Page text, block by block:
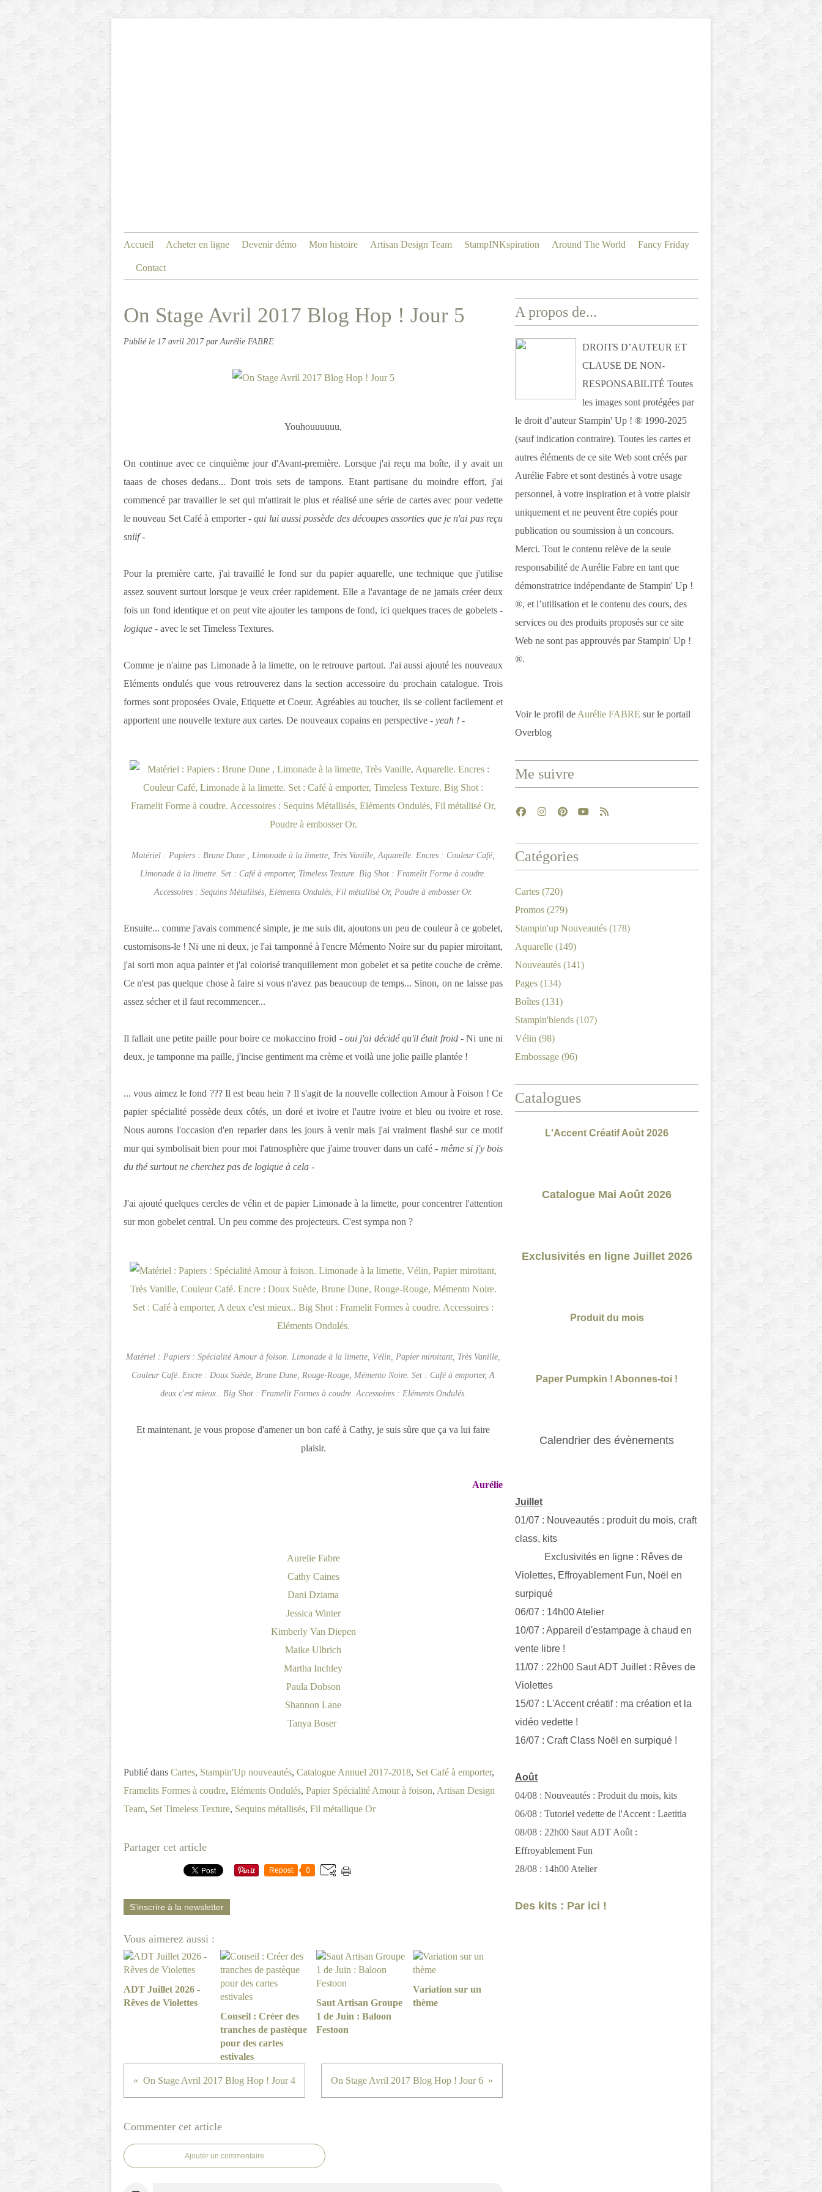
Accueil Acheter en ligne Devenir démo Mon histoire Artisan Design Team StampINKspiration Around The World Fancy Friday
Contact
On Stage Avril 2017 Blog Hop ! Jour 5
Publié le 17 avril 2017par Aurélie FABRE
Youhouuuuuu,
On continue avec ce cinquième jour d'Avant-première. Lorsque j'ai reçu ma boîte, il y avait un
taaas de choses dedans... Dont trois sets de tampons. Etant partisane du moindre effort, j'ai
commencé par travailler le set qui m'attirait le plus et réalisé une série de cartes avec pour vedette
le nouveau Set Café à emporter- qui lui aussi possède des découpes assorties que je n'ai pas reçu
sniif -
Pour la première carte, j'ai travaillé le fond sur du papier aquarelle, une technique que j'utilise
assez souvent surtout lorsque je veux créer rapidement. Elle a l'avantage de ne jamais créer deux
fois un fond identique et on peut vite ajouter les tampons de fond, ici quelques traces de gobelets -
logique - avec le set Timeless Textures.
Comme je n'aime pas Limonade à la limette, on le retrouve partout. J'ai aussi ajouté les nouveaux
Eléments ondulés que vous retrouverez dans la section accessoire du prochain catalogue. Trois
formes sont proposées Ovale, Etiquette et Coeur. Agréables au toucher, ils se collent facilement et
apportent une nouvelle texture aux cartes. De nouveaux copains en perspective - yeah ! -
Matériel : Papiers : Brune Dune , Limonade à la limette, Très Vanille, Aquarelle. Encres : Couleur Café,
Limonade à la limette. Set : Café à emporter, Timeless Texture. Big Shot : Framelit Forme à coudre.
Accessoires : Sequins Métallisés, Eléments Ondulés, Fil métallisé Or, Poudre à embosser Or.
Ensuite... comme j'avais commencé simple, je me suis dit, ajoutons un peu de couleur à ce gobelet,
customisons-le ! Ni une ni deux, je l'ai tamponné à l'encre Mémento Noire sur du papier miroitant,
j'ai sorti mon aqua painter et j'ai colorisé tranquillement mon gobelet et sa petite couche de crème.
Ce n'est pas quelque chose à faire si vous n'avez pas beaucoup de temps... Sinon, on ne laisse pas
assez sécher et il faut recommencer...
Il fallait une petite paille pour boire ce mokaccino froid - oui j'ai décidé qu'il était froid -Ni une ni
deux, je tamponne ma paille, j'incise gentiment ma crème et voilà une jolie paille plantée !
... vous aimez le fond ??? Il est beau hein ? Il s'agit de la nouvelle collection Amour à Foison ! Ce
papier spécialité possède deux côtés, un doré et ivoire et l'autre ivoire et bleu ou ivoire et rose.
Nous aurons l'occasion d'en reparler dans les jours à venir mais j'ai vraiment flashé sur ce motif
mur qui symbolisait bien pour moi l'atmosphère que j'aime trouver dans un café- même si j'y bois
du thé surtout ne cherchez pas de logique à cela -
J'ai ajouté quelques cercles de vélin et de papier Limonade à la limette, pour concentrer l'attention
sur mon gobelet central. Un peu comme des projecteurs. C'est sympa non ?
Matériel : Papiers : Spécialité Amour à foison. Limonade à la limette, Vélin, Papier miroitant, Très Vanille,
Couleur Café. Encre : Doux Suède, Brune Dune, Rouge-Rouge, Mémento Noire. Set : Café à emporter, A
deux c'est mieux.. Big Shot : Framelit Formes à coudre. Accessoires : Eléments Ondulés.
Et maintenant, je vous propose d'amener un bon café à Cathy, je suis sûre que ça va lui faire
plaisir.
Aurélie
Aurelie Fabre
Cathy Caines
Dani Dziama
Jessica Winter
Kimberly Van Diepen
Maike Ulbrich
Martha Inchley
Paula Dobson
Shannon Lane
Tanya Boser
Publié dans Cartes, Stampin'Up nouveautés, Catalogue Annuel 2017-2018, Set Café à emporter,
Framelits Formes à coudre, Eléments Ondulés, Papier Spécialité Amour à foison, Artisan Design
Team, Set Timeless Texture, Sequins métallisés, Fil métallique Or
Partager cet article
Repost 0
S'inscrire à la newsletter
Vous aimerez aussi :
ADT Juillet 2026 -
Rêves de Violettes
Conseil : Créer des
tranches de pastèque
pour des cartes
estivales
Saut Artisan Groupe
1 de Juin : Baloon
Festoon
Variation sur un
thème
On Stage Avril 2017 Blog Hop ! Jour 4 On Stage Avril 2017 Blog Hop ! Jour 6
Commenter cet article
Ajouter un commentaire
A propos de...
DROITS D’AUTEUR ET
CLAUSE DE NON-
RESPONSABILITÉ Toutes
les images sont protégées par
le droit d’auteur Stampin' Up ! ® 1990-2025
(sauf indication contraire). Toutes les cartes et
autres éléments de ce site Web sont créés par
Aurélie Fabre et sont destinés à votre usage
personnel, à votre inspiration et à votre plaisir
uniquement et ne peuvent être copiés pour
publication ou soumission à un concours.
Merci. Tout le contenu relève de la seule
responsabilité de Aurélie Fabre en tant que
démonstratrice indépendante de Stampin' Up !
®, et l’utilisation et le contenu des cours, des
services ou des produits proposés sur ce site
Web ne sont pas approuvés par Stampin' Up !
®.
Voir le profil de Aurélie FABRE sur le portail
Overblog
Me suivre
Catégories
Cartes (720)
Promos (279)
Stampin'up Nouveautés (178)
Aquarelle (149)
Nouveautés (141)
Pages (134)
Boîtes (131)
Stampin'blends (107)
Vélin (98)
Embossage (96)
Catalogues
L'Accent Créatif Août 2026
Catalogue Mai Août 2026
Exclusivités en ligne Juillet 2026
Produit du mois
Paper Pumpkin ! Abonnes-toi !
Calendrier des évènements
Juillet
01/07 : Nouveautés : produit du mois, craft
class, kits
Exclusivités en ligne : Rêves de
Violettes, Effroyablement Fun, Noël en
surpiqué
06/07 : 14h00 Atelier
10/07 : Appareil d'estampage à chaud en
vente libre !
11/07 : 22h00 Saut ADT Juillet : Rêves de
Violettes
15/07 : L'Accent créatif : ma création et la
vidéo vedette !
16/07 : Craft Class Noël en surpiqué !
Août
04/08 : Nouveautés : Produit du mois, kits
06/08 : Tutoriel vedette de l'Accent : Laetitia
08/08 : 22h00 Saut ADT Août :
Effroyablement Fun
28/08 : 14h00 Atelier
Des kits : Par ici !